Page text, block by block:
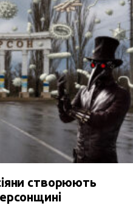
створюють